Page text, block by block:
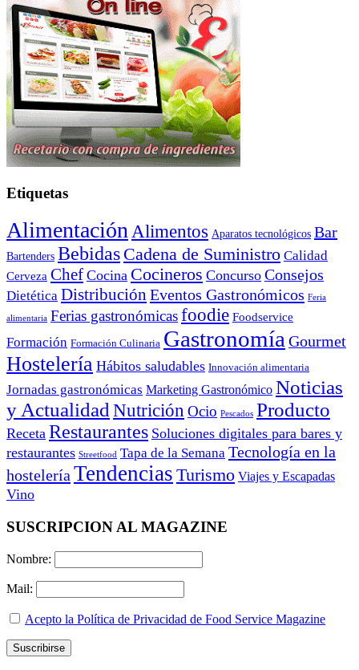
Etiquetas
Alimentación Alimentos Aparatos tecnológicos Bar
Bartenders Bebidas Cadena de Suministro Calidad
Cerveza Chef Cocina Cocineros Concurso Consejos
Dietética Distribución Eventos Gastronómicos Feria
alimentaria Ferias gastronómicasfoodie Foodservice
Formación Formación Culinaria Gastronomía Gourmet
Hostelería Hábitos saludables Innovación alimentaria
Jornadas gastronómicas Marketing Gastronómico Noticias
y Actualidad Nutrición Ocio Pescados Producto
Receta Restaurantes Soluciones digitales para bares y
restaurantes Streetfood Tapa de la Semana Tecnología en la
hostelería Tendencias Turismo Viajes y Escapadas
Vino
SUSCRIPCION AL MAGAZINE
Nombre:
Mail:
Acepto la Política de Privacidad de Food Service Magazine